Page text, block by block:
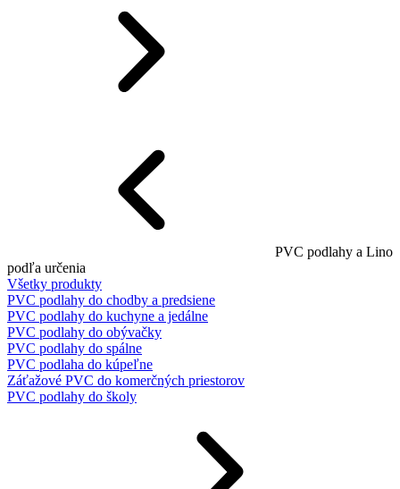
PVC podlahy a Lino
podľa určenia
Všetky produkty
PVC podlahy do chodby a predsiene
PVC podlahy do kuchyne a jedálne
PVC podlahy do obývačky
PVC podlahy do spálne
PVC podlaha do kúpeľne
Záťažové PVC do komerčných priestorov
PVC podlahy do školy